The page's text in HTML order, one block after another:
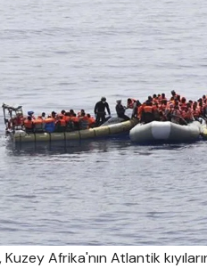
Kuzey Afrika'nın Atlantik